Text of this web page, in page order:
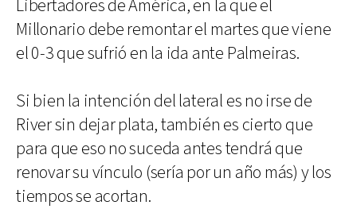
Libertadores de América, en la que el
Millonario debe remontar el martes que viene
el 0-3 que sufrió en la ida ante Palmeiras.
Si bien la intención del lateral es no irse de
River sin dejar plata, también es cierto que
para que eso no suceda antes tendrá que
renovar su vínculo (sería por un año más) y los
tiempos se acortan.